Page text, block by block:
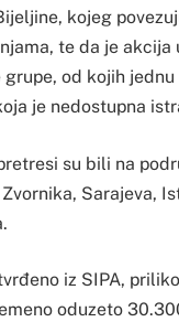
kojeg
te da je akcija
od kojih
je nedostupna
su bili na
Sarajeva,
iz SIPA,
oduzeto